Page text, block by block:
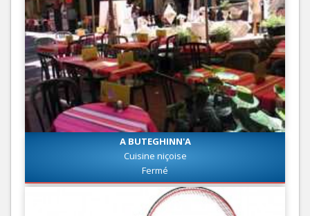
A BUTEGHINN'A
Cuisine niçoise
Fermé